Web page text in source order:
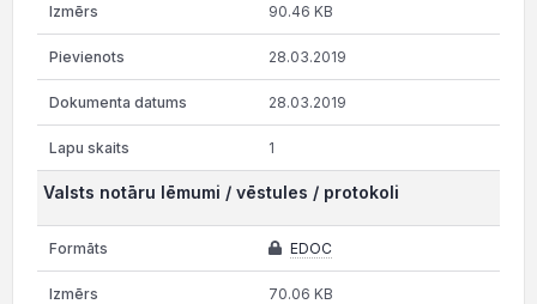
90.46 KB
28.03.2019
28.03.2019
1
Valsts notāru lēmumi / vēstules / protokoli
EDOC
70.06 KB